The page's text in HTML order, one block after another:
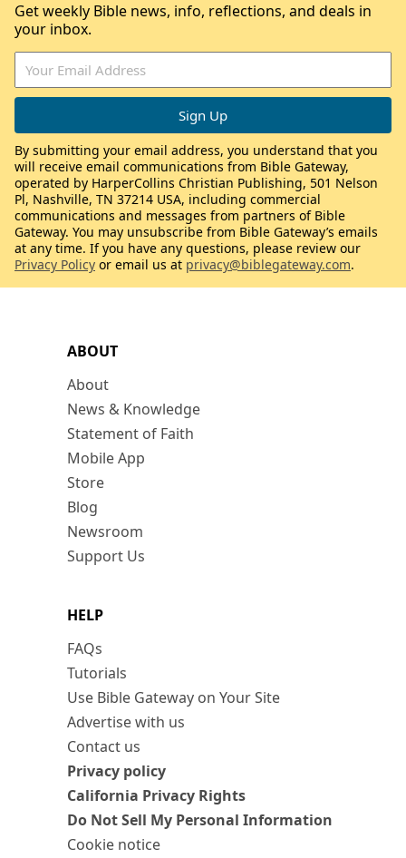
ABOUT
About
News & Knowledge
Statement of Faith
Mobile App
Store
Blog
Newsroom
Support Us
HELP
FAQs
Tutorials
Use Bible Gateway on Your Site
Advertise with us
Contact us
Privacy policy
California Privacy Rights
Do Not Sell My Personal Information
Cookie notice
Get weekly Bible news, info, reflections, and deals in
your inbox.
By submitting your email address, you understand that you
will receive email communications from Bible Gateway,
operated by HarperCollins Christian Publishing, 501 Nelson
Pl, Nashville, TN 37214 USA, including commercial
communications and messages from partners of Bible
Gateway. You may unsubscribe from Bible Gateway’s emails
at any time. If you have any questions, please review our
Privacy Policy or email us at privacy@biblegateway.com.